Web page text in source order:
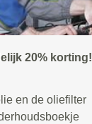
20% korting!
en de oliefilter